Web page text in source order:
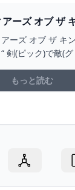
ーズ オブ ザ
売日：2023年
式サイト
アーズ オブ ザ キ
剣(ピック)で敵(
の剣（ピック）が
4種（ぶどう...
もっと読む